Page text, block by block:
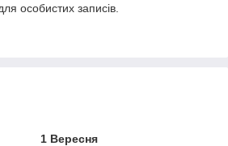
особистих записів.
1 Вересня